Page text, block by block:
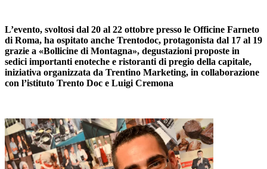
L’evento, svoltosi dal 20 al 22 ottobre presso le Officine Farneto
di Roma, ha ospitato anche Trentodoc, protagonista dal 17 al 19
grazie a «Bollicine di Montagna», degustazioni proposte in
sedici importanti enoteche e ristoranti di pregio della capitale,
iniziativa organizzata da Trentino Marketing, in collaborazione
con l’istituto Trento Doc e Luigi Cremona